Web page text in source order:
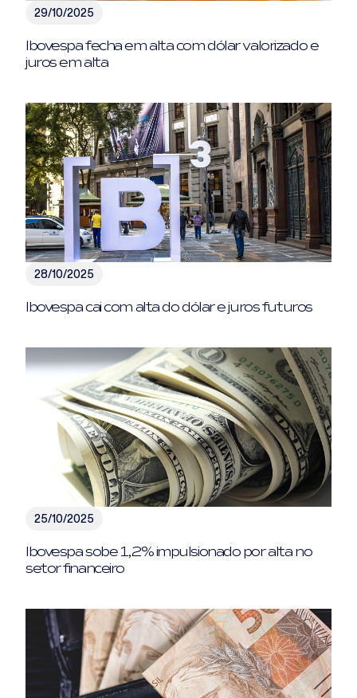
29/10/2025
Ibovespa fecha em alta com dólar valorizado e
juros em alta
28/10/2025
Ibovespa cai com alta do dólar e juros futuros
25/10/2025
Ibovespa sobe 1,2% impulsionado por alta no
setor financeiro